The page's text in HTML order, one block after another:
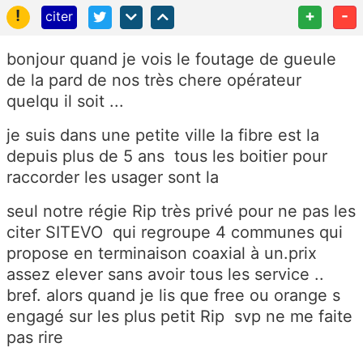
!
citer + -
bonjour quand je vois le foutage de gueule
de la pard de nos très chere opérateur
quelqu il soit ...
je suis dans une petite ville la fibre est la
depuis plus de 5 ans tous les boitier pour
raccorder les usager sont la
seul notre régie Rip très privé pour ne pas les
citer SITEVO qui regroupe 4 communes qui
propose en terminaison coaxial à un.prix
assez elever sans avoir tous les service ..
bref. alors quand je lis que free ou orange s
engagé sur les plus petit Rip svp ne me faite
pas rire